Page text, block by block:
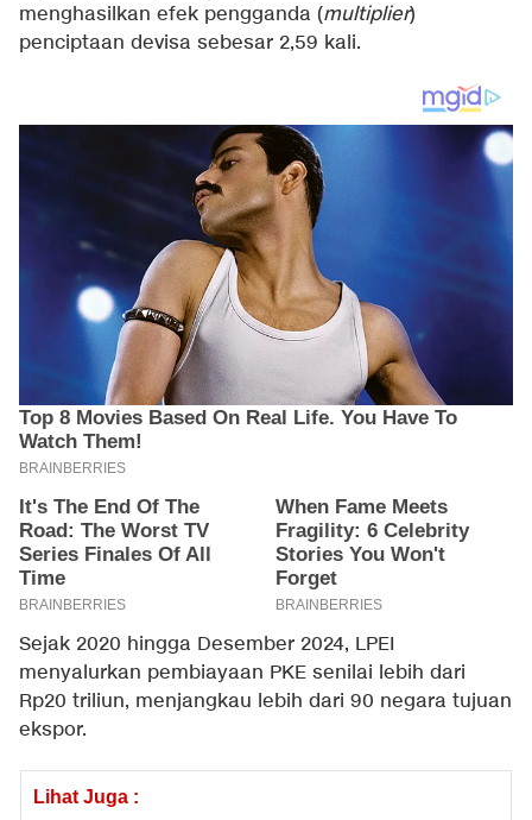
menghasilkan efek pengganda (multiplier)
penciptaan devisa sebesar 2,59 kali.
Sejak 2020 hingga Desember 2024, LPEI
menyalurkan pembiayaan PKE senilai lebih dari
Rp20 triliun, menjangkau lebih dari 90 negara tujuan
ekspor.
Lihat Juga :